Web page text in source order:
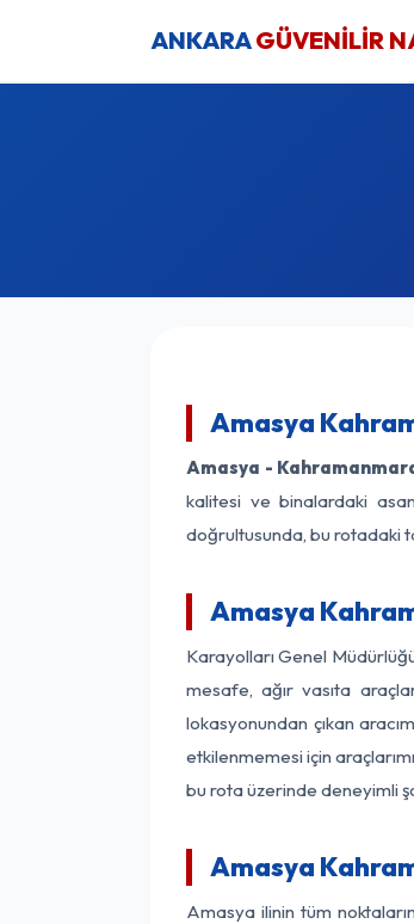
ANKARAGÜVENİLİR
Amasya
Amasya -
kalitesi ve binalardaki
doğrultusunda, bu rotadaki
Amasya
Karayolları Genel
mesafe, ağır vasıta
lokasyonundan çıkan
etkilenmemesi için
bu rota üzerinde deneyimli
Amasya
Amasya ilinin tüm